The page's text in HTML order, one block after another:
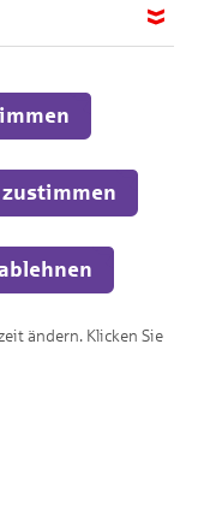
Grund nutzen wir
die Seitenaufrufe zu
ändern. Klicken Sie